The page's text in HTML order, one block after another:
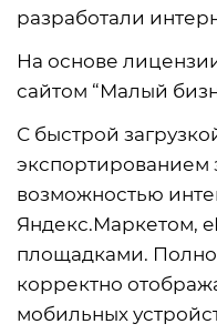
разработали
На основе
сайтом “Малый
С быстрой
экспортированием
возможностью
Яндекс.Маркетом,
площадками.
корректно
мобильных